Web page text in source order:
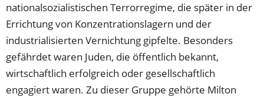
nationalsozialistischen Terrorregime, die später in der
Errichtung von Konzentrationslagern und der
industrialisierten Vernichtung gipfelte. Besonders
gefährdet waren Juden, die öffentlich bekannt,
wirtschaftlich erfolgreich oder gesellschaftlich
engagiert waren. Zu dieser Gruppe gehörte Milton